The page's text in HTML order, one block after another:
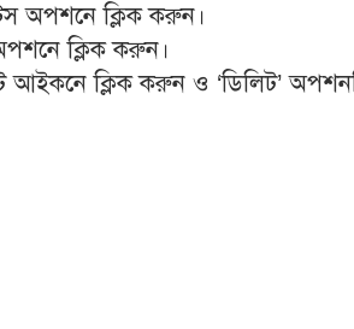
অপশনে ক্লিক করুন।
ক্লিক করুন।
আইকনে ক্লিক করুন ও ‘ডিলিট’